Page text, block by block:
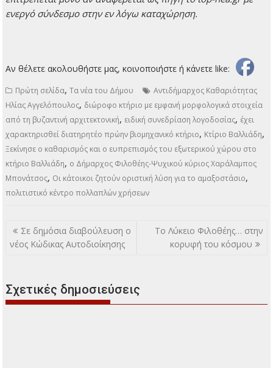
ενεργό σύνδεσμο στην εν λόγω καταχώρηση.
Αν θέλετε ακολουθήστε μας, κοινοποιήστε ή κάνετε like:
Πρώτη σελίδα,Τα νέα του Δήμου
Αντιδήμαρχος Καθαριότητας
Ηλίας Αγγελόπουλος, διώροφο κτήριο με εμφανή μορφολογικά στοιχεία
από τη βυζαντινή αρχιτεκτονική, ειδική συνεδρίαση λογοδοσίας, έχει
χαρακτηρισθεί διατηρητέο πρώην βιομηχανικό κτήριο, Κτίριο Βαλλιάδη,
Ξεκίνησε ο καθαρισμός και ο ευπρεπισμός του εξωτερικού χώρου στο
κτήριο Βαλλιάδη, ο Δήμαρχος Φιλοθέης-Ψυχικού κύριος Χαράλαμπος
Μπονάτσος, Οι κάτοικοι ζητούν οριστική λύση για το αμαξοστάσιο,
πολιτιστικό κέντρο πολλαπλών χρήσεων
Πλοήγηση
άρθρων
Σε δημόσια διαβούλευση ο
νέος Κώδικας Αυτοδιοίκησης
Το Λύκειο Φιλοθέης… στην
κορυφή του κόσμου
Σχετικές δημοσιεύσεις